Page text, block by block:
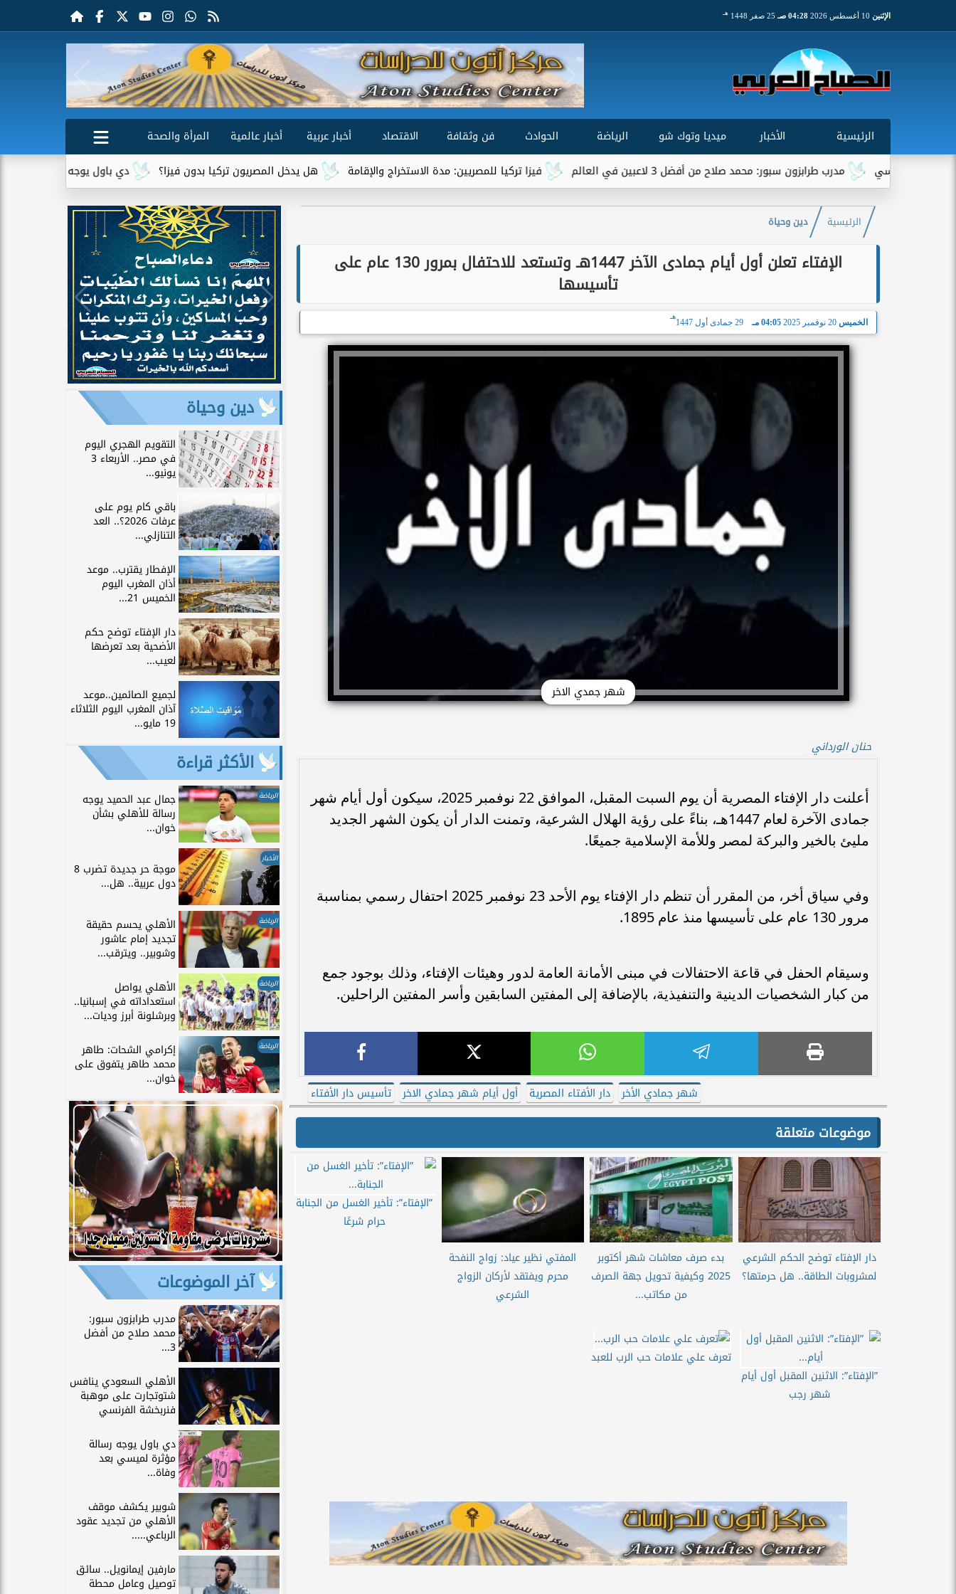
الإثنين 04:28 صـ 25 صفر 1448 هـ
الرئيسية الأخبار ميديا وتوك شو الرياضة الحوادث فن وثقافة الاقتصاد أخبار عربية أخبار عالمية
المرأة والصحة
دي باول يوجه رسالة مؤثرة لميسي
هل يدخل المصريون تركيا بدون فيزا؟ فيزا تركيا للمصريين: مدة الاستخراج والإقامة مدرب طرابزون سبور: محمد صلاح من أفضل 3 لاعبين في العالم
الرئيسية دين وحياة
الإفتاء تعلن أول أيام جمادى الآخر 1447هـ وتستعد للاحتفال بمرور 130 عام على
تأسيسها
الخميس 20 نوفمبر 2025 04:05 مـ 29 جمادى أول 1447
هـ
شهر جمدي الاخر
حنان الورداني
أعلنت دار الإفتاء المصرية أن يوم السبت المقبل، الموافق 22 نوفمبر 2025، سيكون أول أيام شهر
جمادى الآخرة لعام 1447هـ، بناءً على رؤية الهلال الشرعية، وتمنت الدار أن يكون الشهر الجديد
مليئ بالخير والبركة لمصر وللأمة الإسلامية جميعًا.
وفي سياق أخر، من المقرر أن تنظم دار الإفتاء يوم الأحد 23 نوفمبر 2025 احتفال رسمي بمناسبة
مرور 130 عام على تأسيسها منذ عام 1895.
وسيقام الحفل في قاعة الاحتفالات في مبنى الأمانة العامة لدور وهيئات الإفتاء، وذلك بوجود جمع
من كبار الشخصيات الدينية والتنفيذية، بالإضافة إلى المفتين السابقين وأسر المفتين الراحلين.
شهر جمادي الأخر دار الأفتاء المصرية أول أيام شهر جمادي الاخر تأسيس دار الأفتاء
موضوعات متعلقة
دار الإفتاء توضح الحكم الشرعي
لمشروبات الطاقة.. هل حرمتها؟
بدء صرف معاشات شهر أكتوبر
2025 وكيفية تحويل جهة الصرف
من مكاتب...
المفتي نظير عياد: زواج النفحة
محرم ويفتقد لأركان الزواج
الشرعي
”الإفتاء”: تأخير الغسل من الجنابة
حرام شرعًا
”الإفتاء”: الاثنين المقبل أول أيام
شهر رجب
تعرف علي علامات حب الرب للعبد
دين وحياة
التقويم الهجري اليوم
في مصر.. الأربعاء 3
يونيو...
باقي كام يوم على
عرفات 2026؟.. العد
التنازلي...
الإفطار يقترب.. موعد
أذان المغرب اليوم
الخميس 21...
دار الإفتاء توضح حكم
الأضحية بعد تعرضها
لعيب...
لجميع الصائمين..موعد
آذان المغرب اليوم الثلاثاء
19 مايو...
الأكثر قراءة
الرياضة جمال عبد الحميد يوجه
رسالة للأهلي بشأن
خوان...
الأخبار
موجة حر جديدة تضرب 8
دول عربية.. هل...
الرياضة الأهلي يحسم حقيقة
تجديد إمام عاشور
وشوبير.. ويترقب...
الرياضة الأهلي يواصل
استعداداته في إسبانيا..
وبرشلونة أبرز وديات...
الرياضة إكرامي الشحات: طاهر
محمد طاهر يتفوق على
خوان...
آخر الموضوعات
مدرب طرابزون سبور:
محمد صلاح من أفضل
3...
الأهلي السعودي ينافس
شتوتجارت على موهبة
فنربخشة الفرنسي
دي باول يوجه رسالة
مؤثرة لميسي بعد
وفاة...
شوبير يكشف موقف
الأهلي من تجديد عقود
الرباعي.....
مارفين إيمانويل.. سائق
توصيل وعامل محطة